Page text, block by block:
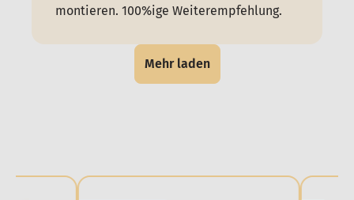
montieren. 100%ige Weiterempfehlung.
Mehr laden